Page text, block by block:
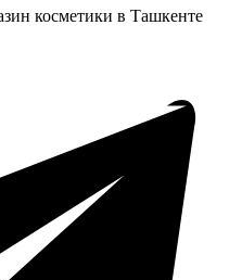
косметики в Ташкенте